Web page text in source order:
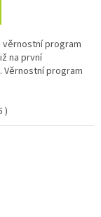
věrnostní program
na první
Věrnostní program
)